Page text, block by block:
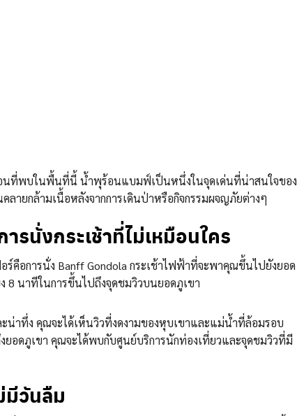
นที่พบในพื้นที่นี้ น้ำพุร้อนแบมฟ์เป็นหนึ่งในจุดเด่นที่น่าสนใจของ
ายกล้ามเนื้อหลังจากการเดินป่าหรือกิจกรรมผจญภัยต่างๆ
นั่งกระเช้าที่ไม่เหมือนใคร
คือการนั่ง Banff Gondola กระเช้าไฟฟ้าที่จะพาคุณขึ้นไปยังยอด
8 นาทีในการขึ้นไปถึงจุดชมวิวบนยอดภูเขา
าทึ่ง คุณจะได้เห็นวิวที่งดงามของหุบเขาและแม่น้ำที่ล้อมรอบ
อดภูเขา คุณจะได้พบกับศูนย์บริการนักท่องเที่ยวและจุดชมวิวที่มี
มีวันลืม